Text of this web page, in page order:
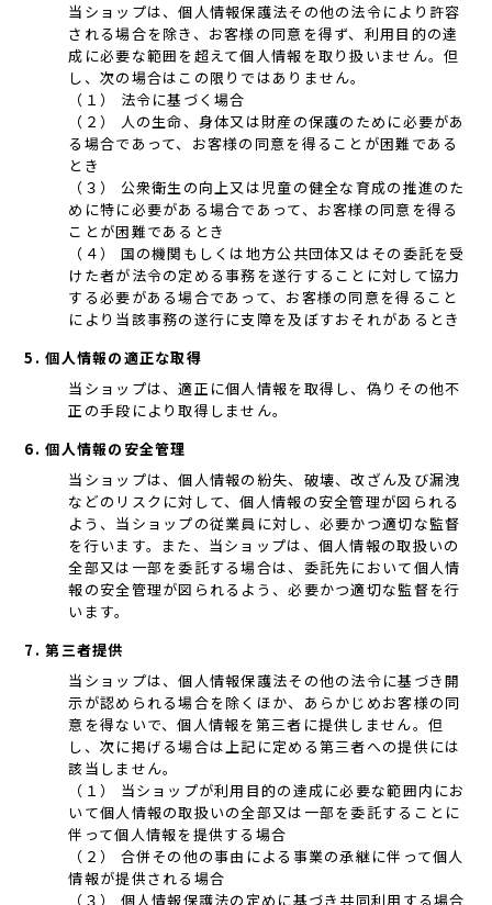
当ショップは、個人情報保護法その他の法令により許容
される場合を除き、お客様の同意を得ず、利用目的の達
成に必要な範囲を超えて個人情報を取り扱いません。但
し、次の場合はこの限りではありません。
（１） 法令に基づく場合
（２） 人の生命、身体又は財産の保護のために必要があ
る場合であって、お客様の同意を得ることが困難である
とき
（３） 公衆衛生の向上又は児童の健全な育成の推進のた
めに特に必要がある場合であって、お客様の同意を得る
ことが困難であるとき
（４） 国の機関もしくは地方公共団体又はその委託を受
けた者が法令の定める事務を遂行することに対して協力
する必要がある場合であって、お客様の同意を得ること
により当該事務の遂行に支障を及ぼすおそれがあるとき
5. 個人情報の適正な取得
当ショップは、適正に個人情報を取得し、偽りその他不
正の手段により取得しません。
6. 個人情報の安全管理
当ショップは、個人情報の紛失、破壊、改ざん及び漏洩
などのリスクに対して、個人情報の安全管理が図られる
よう、当ショップの従業員に対し、必要かつ適切な監督
を行います。また、当ショップは、個人情報の取扱いの
全部又は一部を委託する場合は、委託先において個人情
報の安全管理が図られるよう、必要かつ適切な監督を行
います。
7. 第三者提供
当ショップは、個人情報保護法その他の法令に基づき開
示が認められる場合を除くほか、あらかじめお客様の同
意を得ないで、個人情報を第三者に提供しません。但
し、次に掲げる場合は上記に定める第三者への提供には
該当しません。
（１） 当ショップが利用目的の達成に必要な範囲内にお
いて個人情報の取扱いの全部又は一部を委託することに
伴って個人情報を提供する場合
（２） 合併その他の事由による事業の承継に伴って個人
情報が提供される場合
（３） 個人情報保護法の定めに基づき共同利用する場合